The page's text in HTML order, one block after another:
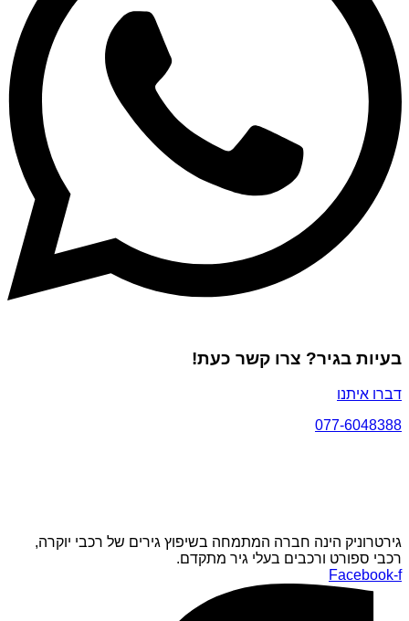
בעיות בגיר? צרו קשר כעת!
דברו איתנו
077-6048388
גירטרוניק הינה חברה המתמחה בשיפוץ גירים של רכבי יוקרה,
רכבי ספורט ורכבים בעלי גיר מתקדם.
Facebook-f